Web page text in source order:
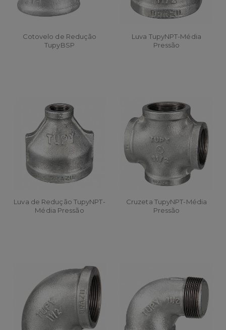
Cotovelo de Redução
TupyBSP
Luva TupyNPT-Média
Pressão
Luva de Redução TupyNPT-
Média Pressão
Cruzeta TupyNPT-Média
Pressão